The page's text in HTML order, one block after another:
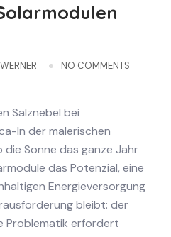
NO COMMENTS
Salznebel bei
In der malerischen
die Sonne das ganze Jahr
das Potenzial, eine
Energieversorgung
bleibt: der
Problematik erfordert